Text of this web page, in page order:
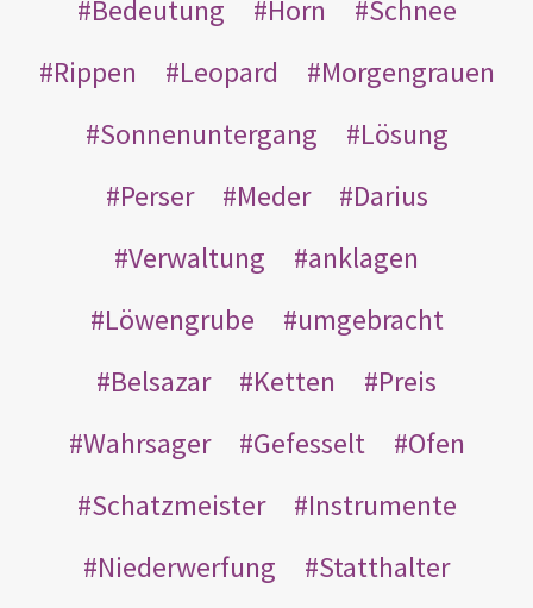
Bedeutung Horn
Schnee
Rippen
Leopard
Morgengrauen
Sonnenuntergang
Lösung
Perser
Meder
Darius
Verwaltung
anklagen
Löwengrube
umgebracht
Belsazar
Ketten
Preis
Wahrsager
Gefesselt
Ofen
Schatzmeister
Instrumente
Niederwerfung
Statthalter